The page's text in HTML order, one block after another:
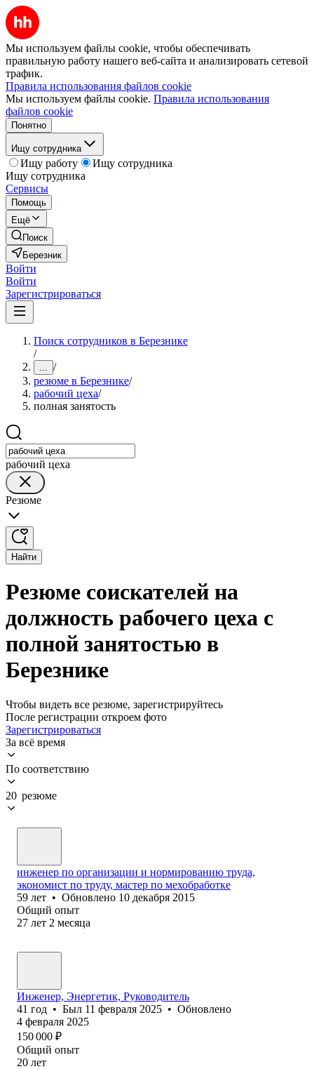
Мы используем файлы cookie, чтобы обеспечивать
правильную работу нашего веб-сайта и анализировать сетевой
трафик.
Правила использования файлов cookie
Мы используем файлы cookie. Правила использования
файлов cookie
Понятно
Ищу сотрудника
Ищу работу
Ищу сотрудника
Ищу сотрудника
Сервисы
Помощь
Ещё
Поиск
Березник
Войти
Войти
Зарегистрироваться
Поиск сотрудников в Березнике
/
... /
резюме в Березнике/
рабочий цеха/
полная занятость
рабочий цеха
Резюме
Найти
Резюме соискателей на
должность рабочего цеха с
полной занятостью в
Березнике
Чтобы видеть все резюме, зарегистрируйтесь
После регистрации откроем фото
Зарегистрироваться
За всё время
По соответствию
20 резюме
инженер по организации и нормированию труда,
экономист по труду, мастер по мехобработке
59 лет • Обновлено 10 декабря 2015
Общий опыт
27 лет 2 месяца
Инженер, Энергетик, Руководитель
41 год • Был 11 февраля 2025 • Обновлено
4 февраля 2025
150 000 ₽
Общий опыт
20 лет